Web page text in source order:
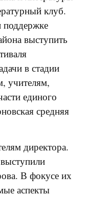
клуб.
выступить
в стадии
учителям,
единого
средняя
директора.
В фокусе их
аспекты